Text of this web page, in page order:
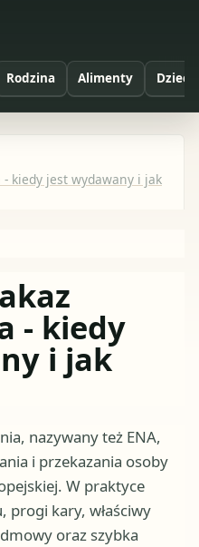
Rodzina Alimenty Dzieci
kiedy jest wydawany i jak
- kiedy
i jak
nazywany też ENA,
i przekazania osoby
W praktyce
progi kary, właściwy
oraz szybka